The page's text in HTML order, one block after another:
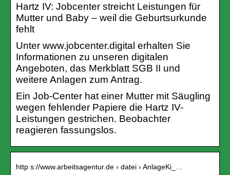
Hartz IV: Jobcenter streicht Leistungen für
Mutter und Baby – weil die Geburtsurkunde
fehlt
Unter www.jobcenter.digital erhalten Sie
Informationen zu unseren digitalen
Angeboten, das Merkblatt SGB II und
weitere Anlagen zum Antrag.
Ein Job-Center hat einer Mutter mit Säugling
wegen fehlender Papiere die Hartz IV-
Leistungen gestrichen. Beobachter
reagieren fassungslos.
http s://www.arbeitsagentur.de › datei › AnlageKi_…